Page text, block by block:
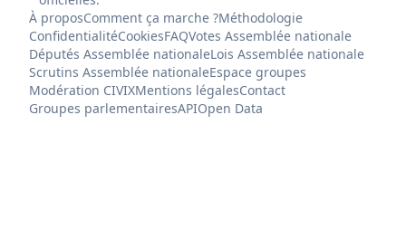
À proposComment ça marche ?Méthodologie
ConfidentialitéCookiesFAQVotes Assemblée nationale
Députés Assemblée nationaleLois Assemblée nationale
Scrutins Assemblée nationaleEspace groupes
Modération CIVIXMentions légalesContact
Groupes parlementairesAPIOpen Data